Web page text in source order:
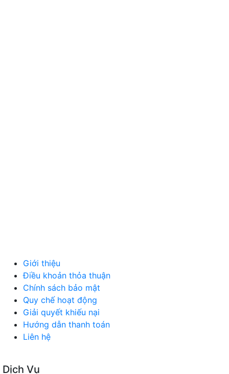
Giới thiệu
Điều khoản thỏa thuận
Chính sách bảo mật
Quy chế hoạt động
Giải quyết khiếu nại
Hướng dẫn thanh toán
Liên hệ
Dịch Vụ